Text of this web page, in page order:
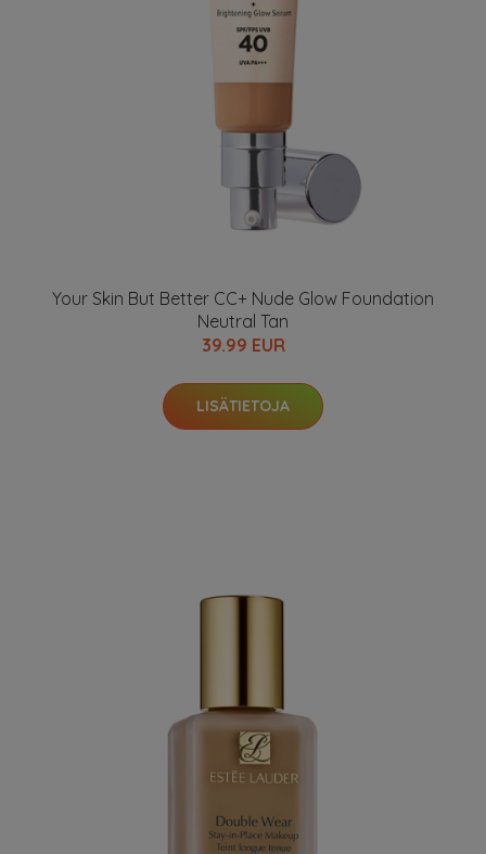
Your Skin But Better CC+ Nude Glow Foundation
Neutral Tan
39.99 EUR
LISÄTIETOJA